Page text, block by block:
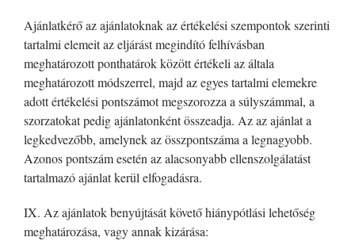
Ajánlatkérő az ajánlatoknak az értékelési szempontok szerinti
tartalmi elemeit az eljárást megindító felhívásban
meghatározott ponthatárok között értékeli az általa
meghatározott módszerrel, majd az egyes tartalmi elemekre
adott értékelési pontszámot megszorozza a súlyszámmal, a
szorzatokat pedig ajánlatonként összeadja. Az az ajánlat a
legkedvezőbb, amelynek az összpontszáma a legnagyobb.
Azonos pontszám esetén az alacsonyabb ellenszolgálatást
tartalmazó ajánlat kerül elfogadásra.
IX. Az ajánlatok benyújtását követő hiánypótlási lehetőség
meghatározása, vagy annak kizárása: